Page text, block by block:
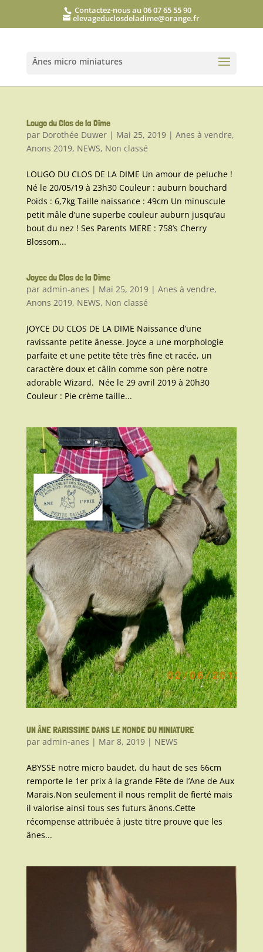
Contactez-nous au 06 07 65 55 90
elevageduclosdeladime@orange.fr
Lougo du Clos de la Dîme
par Dorothée Duwer| Mai 25, 2019| Anes à vendre,
Anons 2019, NEWS, Non classé
LOUGO DU CLOS DE LA DIME Un amour de peluche !
Né le 20/05/19 à 23h30 Couleur : auburn bouchard
Poids : 6,7kg Taille naissance : 49cm Un minuscule
petit mâle d’une superbe couleur auburn jusqu’au
bout du nez ! Ses Parents MERE : 758’s Cherry
Blossom...
Joyce du Clos de la Dîme
par admin-anes | Mai 25, 2019| Anes à vendre,
Anons 2019, NEWS, Non classé
JOYCE DU CLOS DE LA DIME Naissance d’une
ravissante petite ânesse. Joyce a une morphologie
parfaite et une petite tête très fine et racée, un
caractère doux et câlin comme son père notre
adorable Wizard. Née le 29 avril 2019 à 20h30
Couleur : Pie crème taille...
UN ÂNE RARISSIME DANS LE MONDE DU MINIATURE
par admin-anes | Mar 8, 2019| NEWS
ABYSSE notre micro baudet, du haut de ses 66cm
remporte le 1er prix à la grande Fête de l’Ane de Aux
Marais.Non seulement il nous remplit de fierté mais
il valorise ainsi tous ses futurs ânons.Cette
récompense attribuée à juste titre prouve que les
ânes...